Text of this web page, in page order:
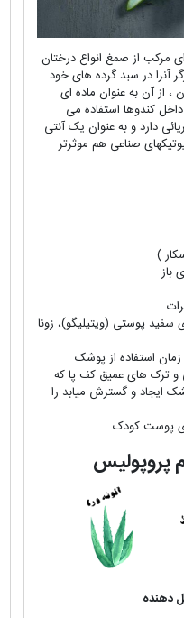
مرکب از صمغ انواع درختان
آنرا در سبد گرده های خود
، از آن به عنوان ماده ای
کندوها استفاده می
دارد و به عنوان یک آنتی
صناعی هم موثرتر
)
باز
پوستی (ویتیلیگو)، زونا
استفاده از پوشک
ترک های عمیق کف پا که
ایجاد و گسترش میابد را
پوست کودک
پروپولیس
دهنده